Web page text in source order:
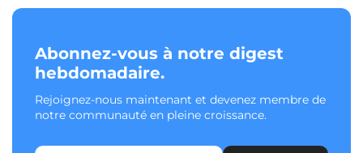
Abonnez-vous à notre digest
hebdomadaire.
Rejoignez-nous maintenant et devenez membre de
notre communauté en pleine croissance.